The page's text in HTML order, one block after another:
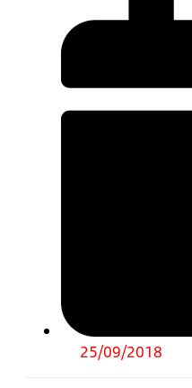
25/09/2018